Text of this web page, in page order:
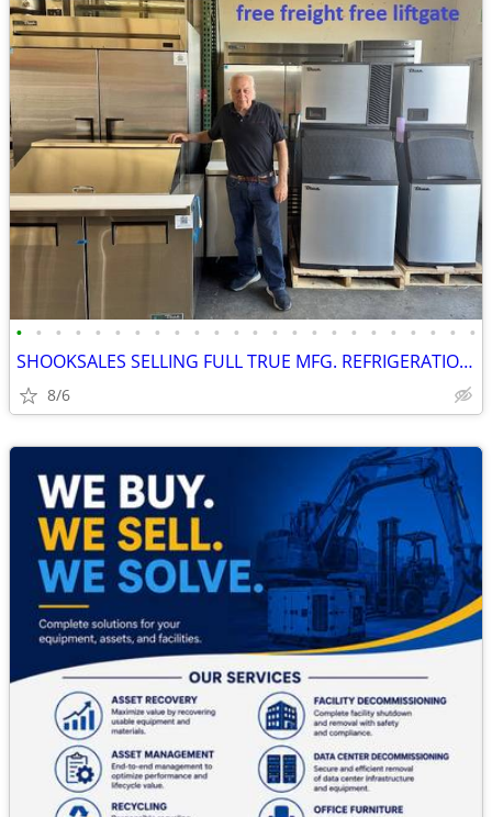
• • • • • • • • • • • • • • • • • • • • • • • •
SHOOKSALES SELLING FULL TRUE MFG. REFRIGERATION PRODUCT LINE
8/6